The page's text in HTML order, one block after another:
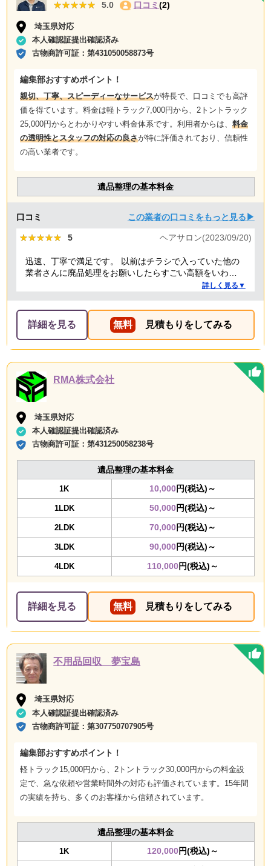
★★★★★
★★★★★ 5.0 口コミ (2)
埼玉県対応
本人確認証提出確認済み
古物商許可証：第431050058873号
編集部おすすめポイント！
親切、丁寧、スピーディーなサービスが特長で、口コミでも高評
価を得ています。料金は軽トラック7,000円から、2トントラック
25,000円からとわかりやすい料金体系です。利用者からは、 料金
の透明性とスタッフの対応の良さが特に評価されており、信頼性
の高い業者です。
遺品整理の基本料金
口コミ この業者の口コミをもっと見る▶
★★★★★
★★★★★ 5 ヘアサロン(2023/09/20)
迅速、丁寧で満足です。 以前はチラシで入っていた他の
業者さんに廃品処理をお願いしたらすごい高額をいわれ
たことがありましたが、クリーランドさんは提示額通り
詳しく見る▼
詳細を見る 無料 見積もりをしてみる
RMA株式会社
埼玉県対応
本人確認証提出確認済み
古物商許可証：第431250058238号
遺品整理の基本料金
1K 10,000円(税込)～
1LDK 50,000円(税込)～
2LDK 70,000円(税込)～
3LDK 90,000円(税込)～
4LDK 110,000円(税込)～
詳細を見る 無料 見積もりをしてみる
不用品回収 夢宝島
埼玉県対応
本人確認証提出確認済み
古物商許可証：第307750707905号
編集部おすすめポイント！
軽トラック15,000円から、2トントラック30,000円からの料金設
定で、急な依頼や営業時間外の対応も評価されています。15年間
の実績を持ち、多くのお客様から信頼されています。
遺品整理の基本料金
1K 120,000円(税込)～